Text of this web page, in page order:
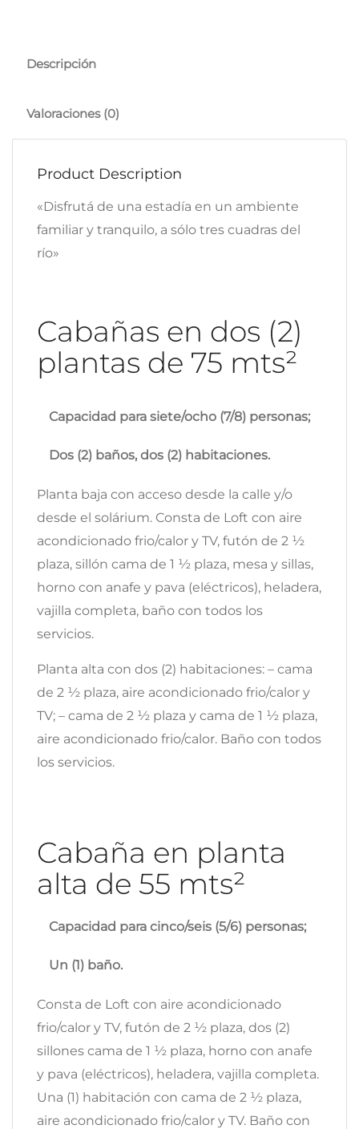
Descripción
Valoraciones (0)
Product Description
«Disfrutá de una estadía en un ambiente
familiar y tranquilo, a sólo tres cuadras del
río»
Cabañas en dos (2)
plantas de 75 mts²
Capacidad para siete/ocho (7/8) personas;
Dos (2) baños, dos (2) habitaciones.
Planta baja con acceso desde la calle y/o
desde el solárium. Consta de Loft con aire
acondicionado frio/calor y TV, futón de 2 ½
plaza, sillón cama de 1 ½ plaza, mesa y sillas,
horno con anafe y pava (eléctricos), heladera,
vajilla completa, baño con todos los
servicios.
Planta alta con dos (2) habitaciones: – cama
de 2 ½ plaza, aire acondicionado frio/calor y
TV; – cama de 2 ½ plaza y cama de 1 ½ plaza,
aire acondicionado frio/calor. Baño con todos
los servicios.
Cabaña en planta
alta de 55 mts²
Capacidad para cinco/seis (5/6) personas;
Un (1) baño.
Consta de Loft con aire acondicionado
frio/calor y TV, futón de 2 ½ plaza, dos (2)
sillones cama de 1 ½ plaza, horno con anafe
y pava (eléctricos), heladera, vajilla completa.
Una (1) habitación con cama de 2 ½ plaza,
aire acondicionado frio/calor y TV. Baño con